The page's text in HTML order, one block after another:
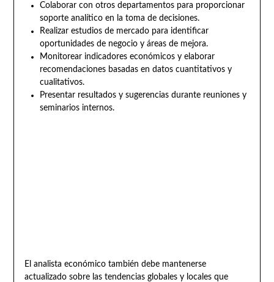
Colaborar con otros departamentos para proporcionar
soporte analítico en la toma de decisiones.
Realizar estudios de mercado para identificar
oportunidades de negocio y áreas de mejora.
Monitorear indicadores económicos y elaborar
recomendaciones basadas en datos cuantitativos y
cualitativos.
Presentar resultados y sugerencias durante reuniones y
seminarios internos.
El analista económico también debe mantenerse
actualizado sobre las tendencias globales y locales que